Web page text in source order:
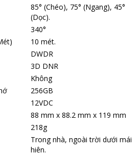
85° (Chéo), 75° (Ngang), 45°
(Dọc).
340°
10 mét.
DWDR
3D DNR
Không
256GB
12VDC
88 mm x 88.2 mm x 119 mm
218g
Trong nhà, ngoài trời dưới mái
hiên.